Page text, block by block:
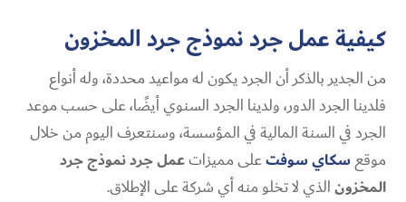
كيفية عمل جرد نموذج جرد المخزون
من الجدير بالذكر أن الجرد يكون له مواعيد محددة، وله أنواع
فلدينا الجرد الدور، ولدينا الجرد السنوي أيضًا، على حسب موعد
الجرد في السنة المالية في المؤسسة، وسنتعرف اليوم من خلال
موقع سكاي سوفتعلى مميزاتعمل جرد نموذج جرد
المخزونالذي لا تخلو منه أي شركة على الإطلاق.